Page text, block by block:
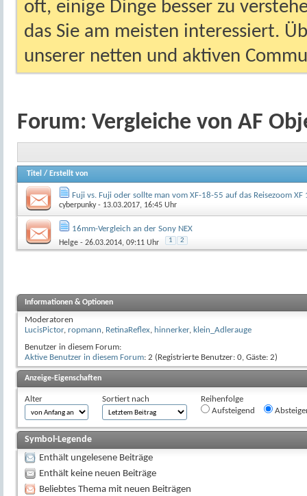
oft, einige Dinge besser zu
das Sie am meisten interessiert.
unserer netten und aktiven
Forum: Vergleiche von AF
Titel / Erstellt von
Fuji vs. Fuji oder sollte man vom XF-18-55 auf das Reisezoom
cyberpunky- 13.03.2017, 16:45 Uhr
16mm-Vergleich an der Sony NEX
Helge - 26.03.2014, 09:11 Uhr 1 2
Informationen & Optionen
Moderatoren
LucisPictor, ropmann, RetinaReflex, hinnerker, klein_Adlerauge
Benutzer in diesem Forum:
Aktive Benutzer in diesem Forum: 2 (Registrierte Benutzer: 0, Gäste: 2)
Anzeige-Eigenschaften
Alter Sortiert nach
Reihenfolge
Aufsteigend
Symbol-Legende
Enthält ungelesene Beiträge
Enthält keine neuen Beiträge
Beliebtes Thema mit neuen Beiträgen